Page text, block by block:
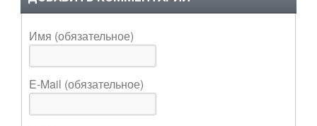
Имя (обязательное)
E-Mail (обязательное)